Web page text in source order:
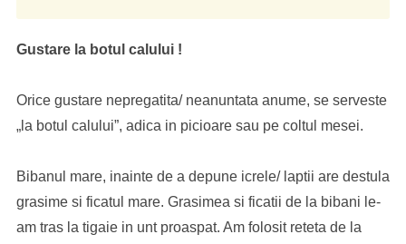
Gustare la botul calului !
Orice gustare nepregatita/ neanuntata anume, se serveste
„la botul calului”, adica in picioare sau pe coltul mesei.
Bibanul mare, inainte de a depune icrele/ laptii are destula
grasime si ficatul mare. Grasimea si ficatii de la bibani le-
am tras la tigaie in unt proaspat. Am folosit reteta de la